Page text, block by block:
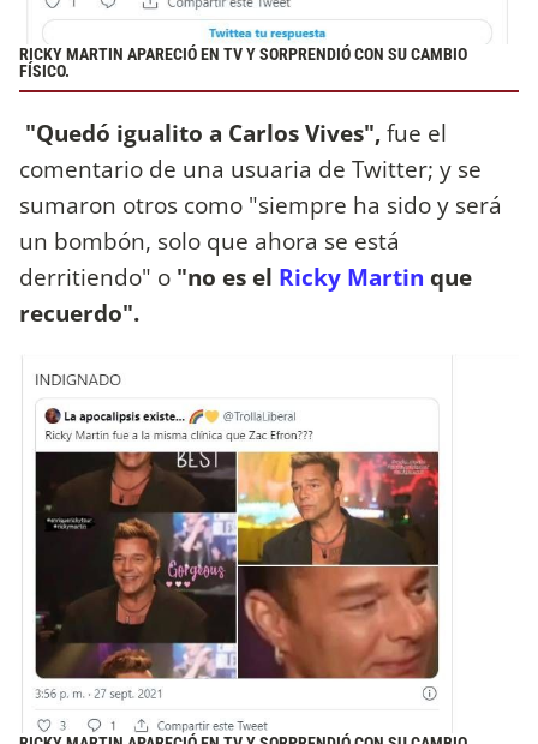
RICKY MARTIN APARECIÓ EN TV Y SORPRENDIÓ CON SU CAMBIO
FÍSICO.
"Quedó igualito a Carlos Vives",fue el
comentario de una usuaria de Twitter; y se
sumaron otros como "siempre ha sido y será
un bombón, solo que ahora se está
derritiendo" o "no es el Ricky Martin que
recuerdo".